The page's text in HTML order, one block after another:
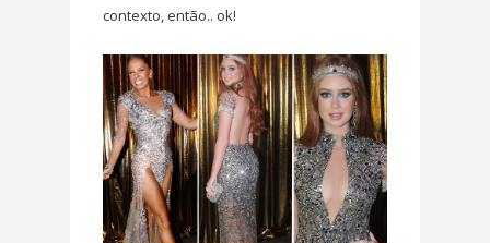
contexto, então.. ok!